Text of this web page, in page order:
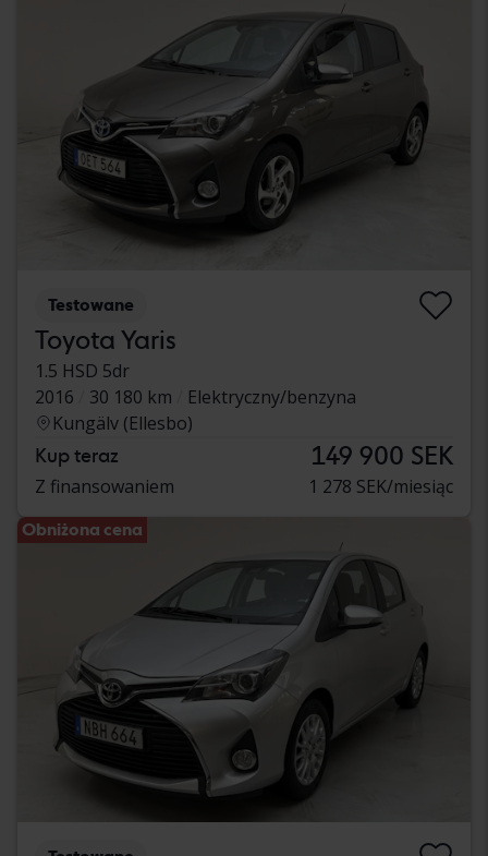
Testowane
Toyota Yaris
1.5 HSD 5dr
2016
30 180 km
Elektryczny/benzyna
Kungälv (Ellesbo)
Kup teraz 149 900 SEK
Z finansowaniem 1 278 SEK/miesiąc
Obniżona cena